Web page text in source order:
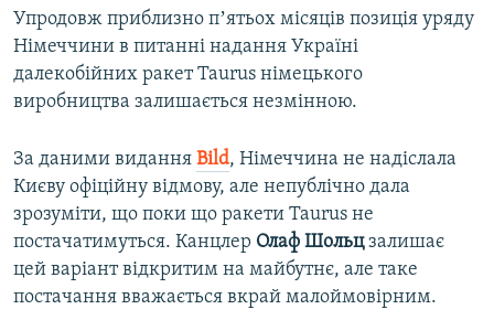
Упродовж приблизно пʼятьох місяців позиція уряду
Німеччини в питанні надання Україні
далекобійних ракет Taurus німецького
виробництва залишається незмінною.
За даними видання Bild, Німеччина не надіслала
Києву офіційну відмову, але непублічно дала
зрозуміти, що поки що ракети Taurus не
постачатимуться. Канцлер Олаф Шольцзалишає
цей варіант відкритим на майбутнє, але таке
постачання вважається вкрай малоймовірним.